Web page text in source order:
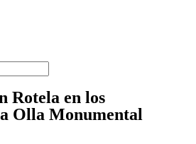
Rotela en los
Olla Monumental